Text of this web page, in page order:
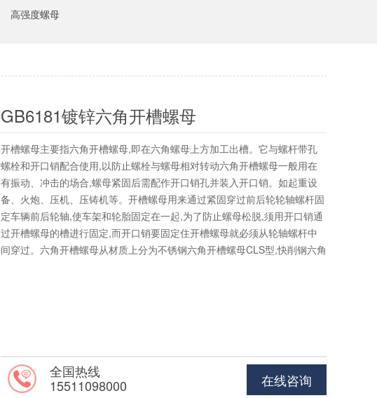
高强度螺母
GB6181镀锌六角开槽螺母
开槽螺母主要指六角开槽螺母,即在六角螺母上方加工出槽。它与螺杆带孔
螺栓和开口销配合使用,以防止螺栓与螺母相对转动六角开槽螺母一般用在
有振动、冲击的场合,螺母紧固后需配作开口销孔并装入开口销。如起重设
备、火炮、压机、压铸机等。开槽螺母用来通过紧固穿过前后轮轮轴螺杆固
定车辆前后轮轴,使车架和轮胎固定在一起,为了防止螺母松脱,须用开口销通
过开槽螺母的槽进行固定,而开口销要固定住开槽螺母就必须从轮轴螺杆中
间穿过。六角开槽螺母从材质上分为不锈钢六角开槽螺母CLS型,快削钢六角
在线咨询
全国热线
15511098000